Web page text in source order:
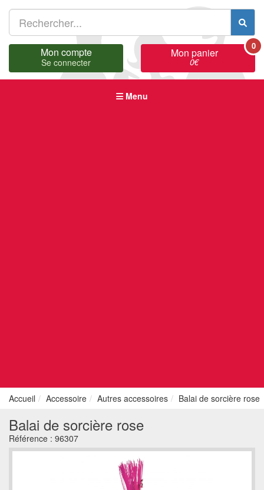
Mon compte
Se connecter
Mon panier
0€
0
Menu
Accueil Accessoire Autres accessoires Balai de sorcière rose
Balai de sorcière rose
Référence : 96307